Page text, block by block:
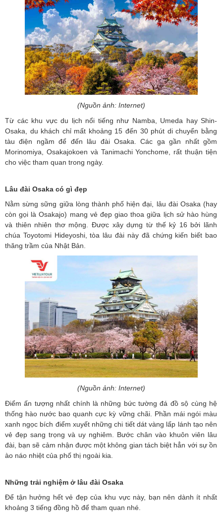
(Nguồn ảnh: Internet)
Từ các khu vực du lịch nổi tiếng như Namba, Umeda hay Shin-
Osaka, du khách chỉ mất khoảng 15 đến 30 phút di chuyển bằng
tàu điện ngầm để đến lâu đài Osaka. Các ga gần nhất gồm
Morinomiya, Osakajokoen và Tanimachi Yonchome, rất thuận tiện
cho việc tham quan trong ngày.
Lâu đài Osaka có gì đẹp
Nằm sừng sững giữa lòng thành phố hiện đại, lâu đài Osaka (hay
còn gọi là Osakajo) mang vẻ đẹp giao thoa giữa lịch sử hào hùng
và thiên nhiên thơ mộng. Được xây dựng từ thế kỷ 16 bởi lãnh
chúa Toyotomi Hideyoshi, tòa lâu đài này đã chứng kiến biết bao
thăng trầm của Nhật Bản.
(Nguồn ảnh: Internet)
Điểm ấn tượng nhất chính là những bức tường đá đồ sộ cùng hệ
thống hào nước bao quanh cực kỳ vững chãi. Phần mái ngói màu
xanh ngọc bích điểm xuyết những chi tiết dát vàng lấp lánh tạo nên
vẻ đẹp sang trọng và uy nghiêm. Bước chân vào khuôn viên lâu
đài, bạn sẽ cảm nhận được một không gian tách biệt hẳn với sự ồn
ào náo nhiệt của phố thị ngoài kia.
Những trải nghiệm ở lâu đài Osaka
Để tận hưởng hết vẻ đẹp của khu vực này, bạn nên dành ít nhất
khoảng 3 tiếng đồng hồ để tham quan nhé.